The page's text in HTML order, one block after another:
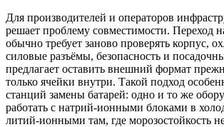
Для производителей и операторов
решает проблему совместимости. Переход
обычно требует заново проверять корпус,
силовые разъёмы, безопасность и
предлагает оставить внешний формат
только ячейки внутри. Такой подход
станций замены батарей: одно и то же
работать с натрий-ионными блоками в
литий-ионными там, где морозостойкость